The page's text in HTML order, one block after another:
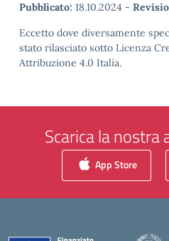
Pubblicato: 18.10.2024 -
Eccetto dove diversamente
stato rilasciato sotto Licenza
Attribuzione 4.0 Italia.
Scarica la nostra
App Store